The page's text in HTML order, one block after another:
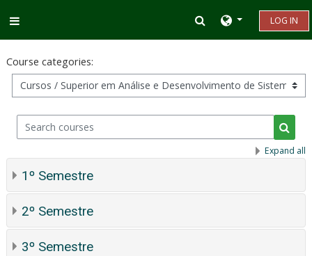
Toggle search
LOG IN
Course categories:
Search courses
Expand all
1º Semestre
2º Semestre
3º Semestre